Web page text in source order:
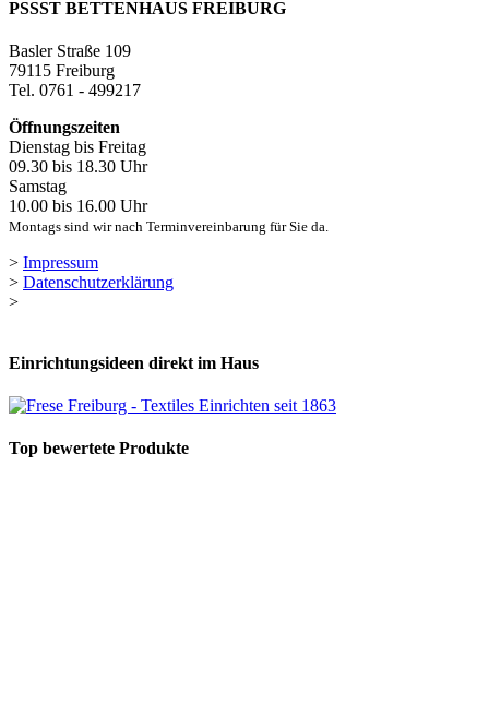
PSSST BETTENHAUS FREIBURG
Basler Straße 109
79115 Freiburg
Tel. 0761 - 499217
Öffnungszeiten
Dienstag bis Freitag
09.30 bis 18.30 Uhr
Samstag
10.00 bis 16.00 Uhr
Montags sind wir nach Terminvereinbarung für Sie da.
> Impressum
> Datenschutzerklärung
>
Einrichtungsideen direkt im Haus
Top bewertete Produkte